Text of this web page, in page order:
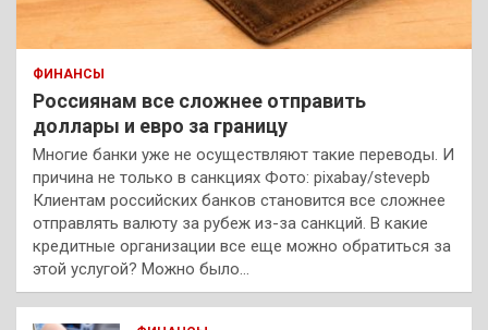
ФИНАНСЫ
Россиянам все сложнее отправить
доллары и евро за границу
Многие банки уже не осуществляют такие переводы. И
причина не только в санкциях Фото: pixabay/stevepb
Клиентам российских банков становится все сложнее
отправлять валюту за рубеж из-за санкций. В какие
кредитные организации все еще можно обратиться за
этой услугой? Можно было…